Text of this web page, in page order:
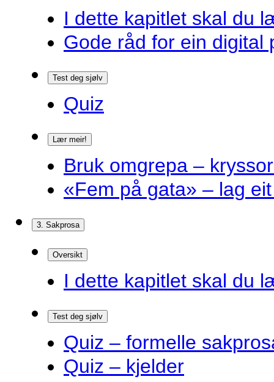
I dette kapitlet skal du
Gode råd for ein digital
Test deg sjølv
Quiz
Lær meir!
Bruk omgrepa –
«Fem på gata» – lag
3. Sakprosa
Oversikt
I dette kapitlet skal du
Test deg sjølv
Quiz – formelle
Quiz – kjelder